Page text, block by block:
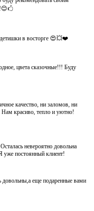
в восторге 😍💥❤️
цвета сказочные!!! Буду
качество, ни заломов, ни
красиво, тепло и уютно!
невероятно довольна
уже постоянный клиент!
довольны,а еще подаренные вами